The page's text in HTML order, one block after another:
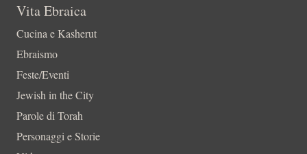
Vita Ebraica
Cucina e Kasherut
Ebraismo
Feste/Eventi
Jewish in the City
Parole di Torah
Personaggi e Storie